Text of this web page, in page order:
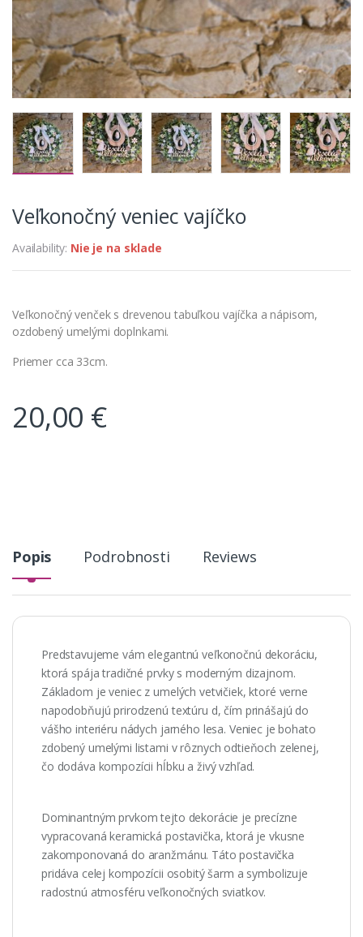
Veľkonočný veniec vajíčko
Availability: Nie je na sklade
Veľkonočný venček s drevenou tabuľkou vajíčka a nápisom,
ozdobený umelými doplnkami.
Priemer cca 33cm.
20,00 €
Popis Podrobnosti Reviews
Predstavujeme vám elegantnú veľkonočnú dekoráciu,
ktorá spája tradičné prvky s moderným dizajnom.
Základom je veniec z umelých vetvičiek, ktoré verne
napodobňujú prirodzenú textúru d, čím prinášajú do
vášho interiéru nádych jarného lesa. Veniec je bohato
zdobený umelými listami v rôznych odtieňoch zelenej,
čo dodáva kompozícii hĺbku a živý vzhľad.
Dominantným prvkom tejto dekorácie je precízne
vypracovaná keramická postavička, ktorá je vkusne
zakomponovaná do aranžmánu. Táto postavička
pridáva celej kompozícii osobitý šarm a symbolizuje
radostnú atmosféru veľkonočných sviatkov.